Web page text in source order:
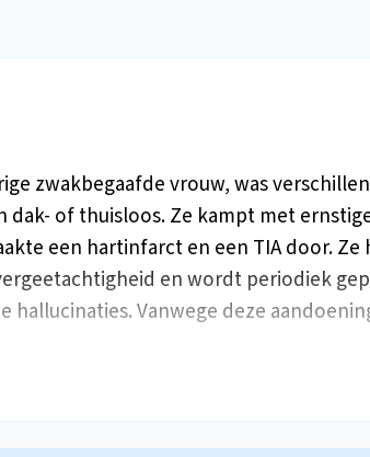
zwakbegaafde vrouw, was
dak- of thuisloos. Ze kampt met
een hartinfarct en een TIA door. Ze
en wordt periodiek
hallucinaties. Vanwege deze